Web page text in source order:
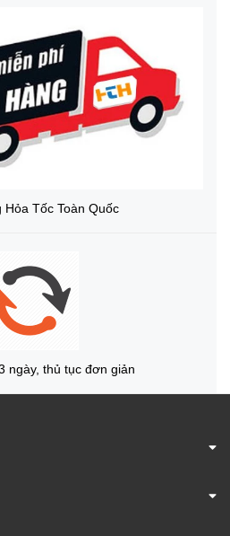
Hỏa Tốc Toàn Quốc
ngày, thủ tục đơn giản